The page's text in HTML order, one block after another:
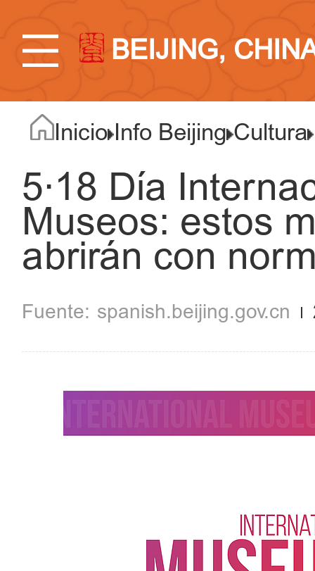
BEIJING,
Inicio Info Beijing Cultura
5·18 Día
Museos: estos
abrirán con
spanish.beijing.gov.cn